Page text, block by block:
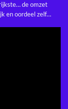
de omzet
en oordeel zelf…